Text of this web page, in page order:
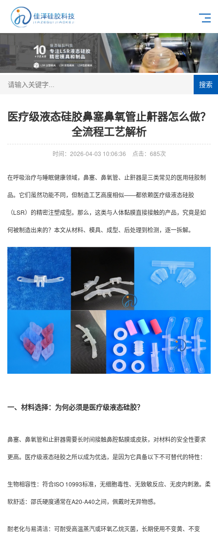
搜索
医疗级液态硅胶鼻塞鼻氧管止鼾器怎么做？
全流程工艺解析
时间：2026-04-03 10:06:36 点击：685次
在呼吸治疗与睡眠健康领域，鼻塞、鼻氧管、止鼾器是三类常见的医用硅胶制
品。它们虽然功能不同，但制造工艺高度相似——都依赖医疗级液态硅胶
（LSR）的精密注塑成型。那么，这类与人体黏膜直接接触的产品，究竟是如
何被制造出来的？本文从材料、模具、成型、后处理到检测，逐一拆解。
一、材料选择：为何必须是医疗级液态硅胶？
鼻塞、鼻氧管和止鼾器需要长时间接触鼻腔黏膜或皮肤，对材料的安全性要求
更高。医疗级液态硅胶之所以成为优选，是因为它具备以下不可替代的特性：
生物相容性：符合ISO 10993标准，无细胞毒性、无致敏反应、无皮内刺激。 柔
软舒适：邵氏硬度通常在A20-A40之间，佩戴时无异物感。
耐老化与易清洁：可耐受高温蒸汽或环氧乙烷灭菌，长期使用不变黄、不变